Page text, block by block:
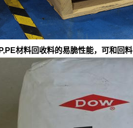
材料回收料的易脆性能，可和回